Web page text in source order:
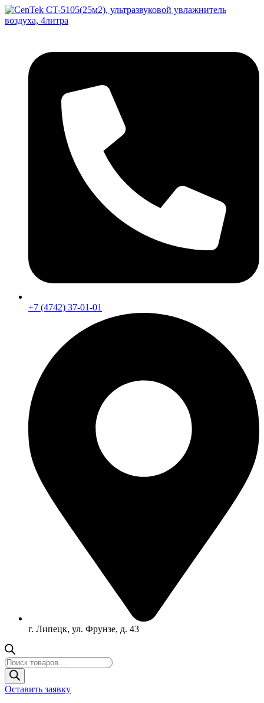
Перейти
к
+7 (4742) 37-01-01
г. Липецк, ул. Фрунзе, д. 43
Поиск
товаров
Оставить заявку